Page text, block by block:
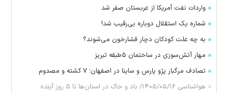
واردات نفت آمریکا از عربستان صفر شد
شماره یک استقلال دوباره بی‌رقیب شد!
به چه علت کودکان دچار فشارخون می‌شوند؟
مهار آتش‌سوزی در ساختمان ۵‌طبقه تبریز
تصادف مرگبار پژو پارس و ساینا در اصفهان؛ ۷ کشته و مصدوم
هواشناسی ۱۴۰۵/۰۵/۱۶/ باد و خاک در استان‌ها تا ۵ روز آینده